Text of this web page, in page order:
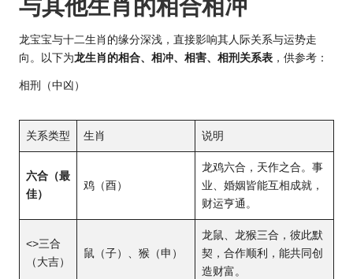
与其他生肖的相合相冲
龙宝宝与十二生肖的缘分深浅，直接影响其人际关系与运势走
向。以下为龙生肖的相合、相冲、相害、相刑关系表 ，供参考：
相刑（中凶）
关系类型 生肖 说明
六合（最
佳）
鸡（酉）
龙鸡六合，天作之合。事
业、婚姻皆能互相成就，
财运亨通。
<>三合
（大吉）
鼠（子）、猴（申）
龙鼠、龙猴三合，彼此默
契，合作顺利，能共同创
造财富。